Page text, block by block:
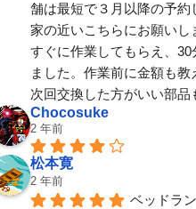
舗は最短で３月以降の予約
家の近いこちらにお願いし
すぐに作業してもらえ、30
ました。作業前に金額も教
次回交換した方がいい部品
Chocosuke
2 年前
松本寛
2 年前
ベッドラ